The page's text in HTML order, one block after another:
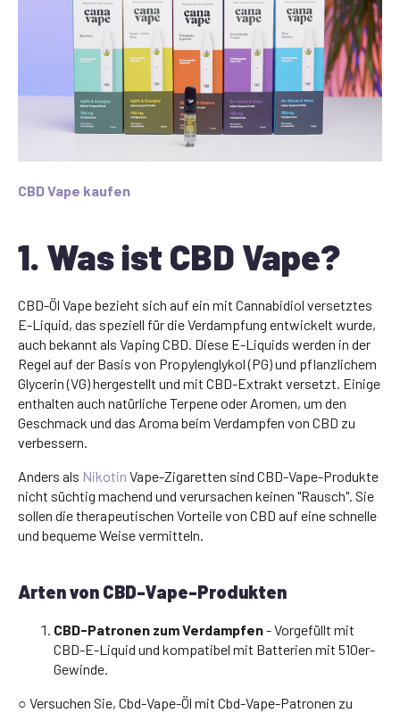
CBD Vape kaufen
1. Was ist CBD Vape?
CBD-Öl Vape bezieht sich auf ein mit Cannabidiol versetztes
E-Liquid, das speziell für die Verdampfung entwickelt wurde,
auch bekannt als Vaping CBD. Diese E-Liquids werden in der
Regel auf der Basis von Propylenglykol (PG) und pflanzlichem
Glycerin (VG) hergestellt und mit CBD-Extrakt versetzt. Einige
enthalten auch natürliche Terpene oder Aromen, um den
Geschmack und das Aroma beim Verdampfen von CBD zu
verbessern.
Anders als Nikotin Vape-Zigaretten sind CBD-Vape-Produkte
nicht süchtig machend und verursachen keinen "Rausch". Sie
sollen die therapeutischen Vorteile von CBD auf eine schnelle
und bequeme Weise vermitteln.
Arten von CBD-Vape-Produkten
CBD-Patronen zum Verdampfen- Vorgefüllt mit
CBD-E-Liquid und kompatibel mit Batterien mit 510er-
Gewinde.
○ Versuchen Sie, Cbd-Vape-Öl mit Cbd-Vape-Patronen zu